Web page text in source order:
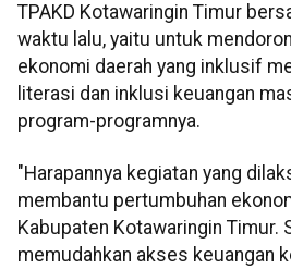
TPAKD Kotawaringin Timur
waktu lalu, yaitu untuk
ekonomi daerah yang inklusif
literasi dan inklusi keuangan
program-programnya.
"Harapannya kegiatan yang
membantu pertumbuhan
Kabupaten Kotawaringin Timur.
memudahkan akses keuangan